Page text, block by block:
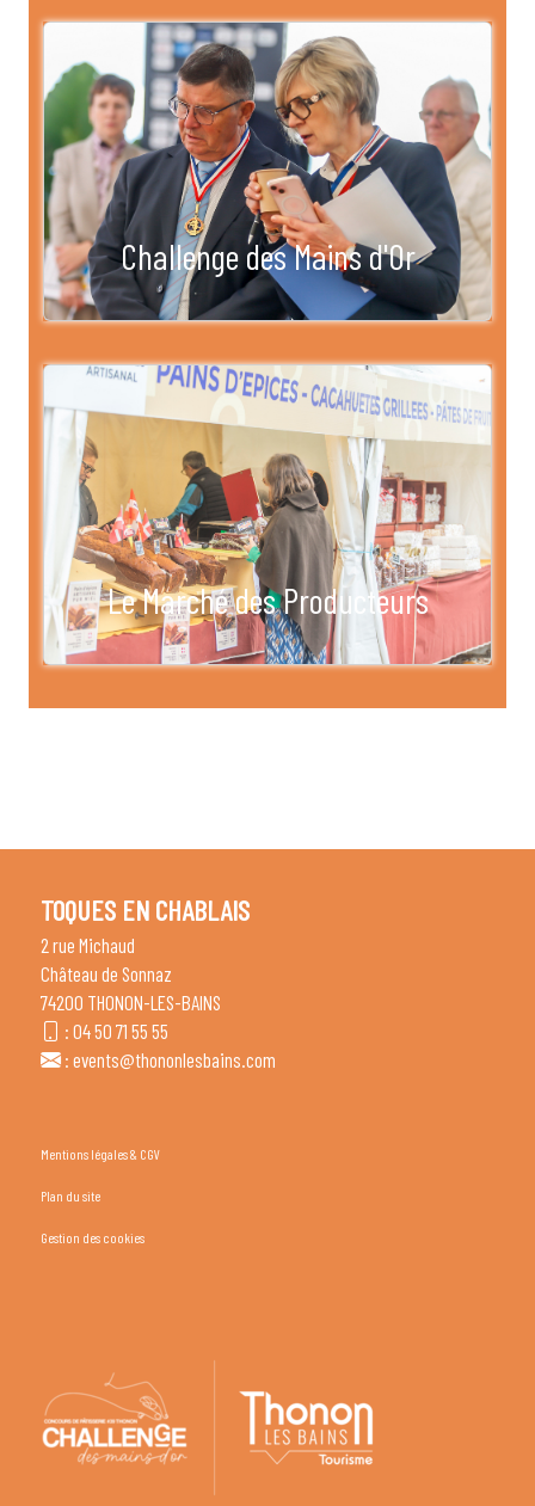
Challenge des Mains d'Or
Le Marché des Producteurs
TOQUES EN CHABLAIS
2 rue Michaud
Château de Sonnaz
74200 THONON-LES-BAINS
: 04 50 71 55 55
: events@thononlesbains.com
Mentions légales & CGV
Plan du site
Gestion des cookies